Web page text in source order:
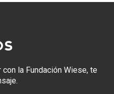
la Fundación Wiese, te